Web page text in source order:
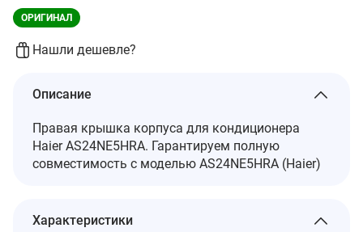
ОРИГИНАЛ
Нашли дешевле?
Описание
Правая крышка корпуса для кондиционера
Haier AS24NE5HRA. Гарантируем полную
совместимость с моделью AS24NE5HRA (Haier)
Характеристики